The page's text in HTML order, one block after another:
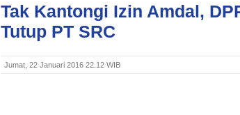
Tak Kantongi Izin Amdal,
Tutup PT SRC
Jumat, 22 Januari 2016 22.12 WIB